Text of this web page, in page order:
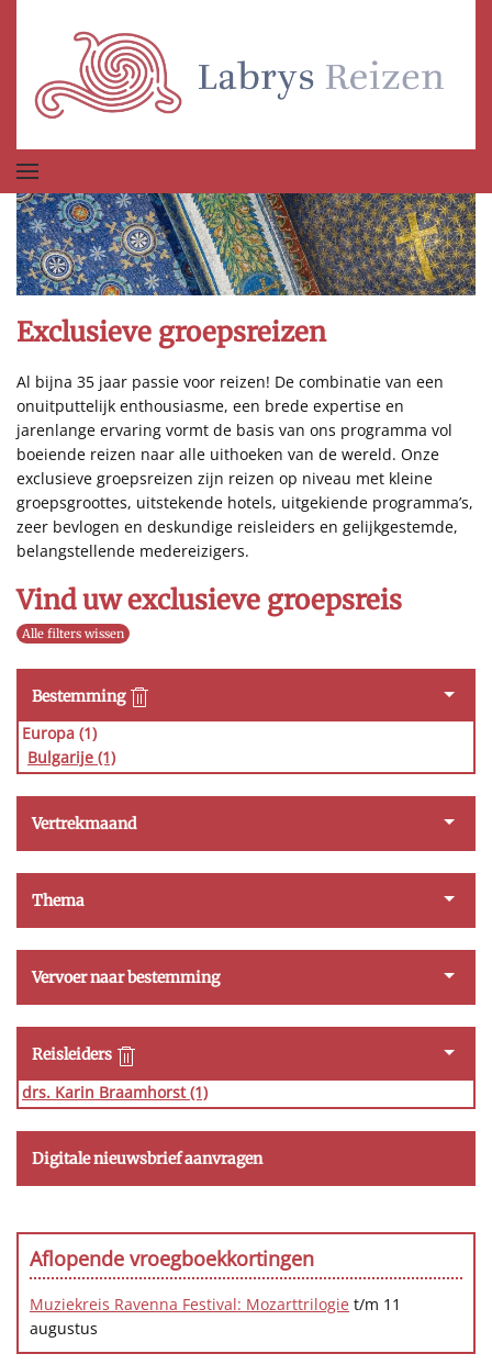
Terug naar hoofdinhoud
Exclusieve groepsreizen
Al bijna 35 jaar passie voor reizen! De combinatie van een
onuitputtelijk enthousiasme, een brede expertise en
jarenlange ervaring vormt de basis van ons programma vol
boeiende reizen naar alle uithoeken van de wereld. Onze
exclusieve groepsreizen zijn reizen op niveau met kleine
groepsgroottes, uitstekende hotels, uitgekiende programma’s,
zeer bevlogen en deskundige reisleiders en gelijkgestemde,
belangstellende medereizigers.
Vind uw exclusieve groepsreis
Alle filters wissen
Bestemming
Europa (1)
Bulgarije (1)
Vertrekmaand
Thema
Vervoer naar bestemming
Reisleiders
drs. Karin Braamhorst(1)
Digitale nieuwsbrief aanvragen
Aflopende vroegboekkortingen
Muziekreis Ravenna Festival: Mozarttrilogie t/m 11
augustus